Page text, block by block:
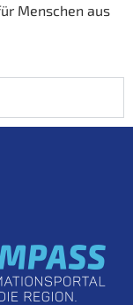
Menschen aus